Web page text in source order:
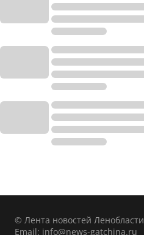
© Лента новостей Ленобласти
Email: info@news-gatchina.ru